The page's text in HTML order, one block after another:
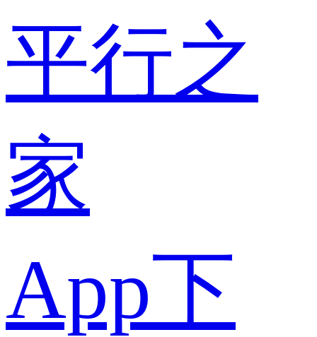
平行之
家
App下